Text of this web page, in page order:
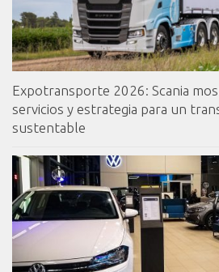
Expotransporte 2026: Scania
servicios y estrategia para un
sustentable